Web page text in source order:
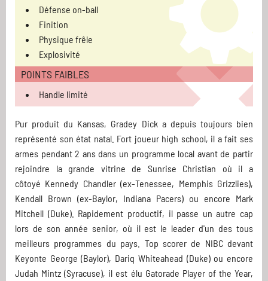
Défense on-ball
Finition
Physique frêle
Explosivité
POINTS FAIBLES
Handle limité
Pur produit du Kansas, Gradey Dick a depuis toujours bien
représenté son état natal. Fort joueur high school, il a fait ses
armes pendant 2 ans dans un programme local avant de partir
rejoindre la grande vitrine de Sunrise Christian où il a
côtoyé Kennedy Chandler (ex-Tenessee, Memphis Grizzlies),
Kendall Brown (ex-Baylor, Indiana Pacers) ou encore Mark
Mitchell (Duke). Rapidement productif, il passe un autre cap
lors de son année senior, où il est le leader d'un des tous
meilleurs programmes du pays. Top scorer de NIBC devant
Keyonte George (Baylor), Dariq Whiteahead (Duke) ou encore
Judah Mintz (Syracuse), il est élu Gatorade Player of the Year,